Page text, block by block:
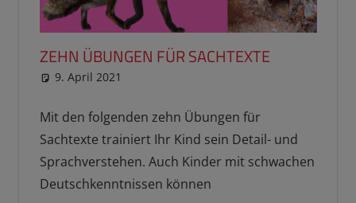
ZEHN ÜBUNGEN FÜR SACHTEXTE
9. April 2021
Mit den folgenden zehn Übungen für
Sachtexte trainiert Ihr Kind sein Detail- und
Sprachverstehen. Auch Kinder mit schwachen
Deutschkenntnissen können